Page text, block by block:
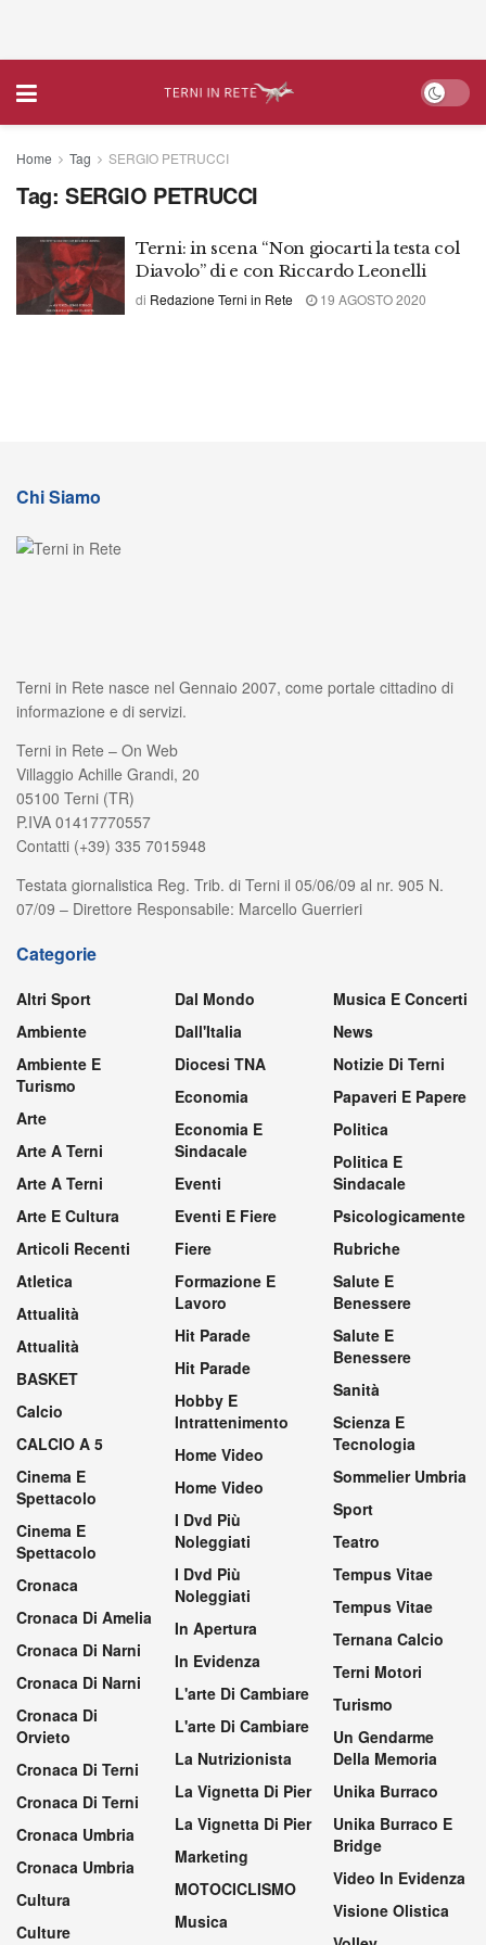
Home Tag SERGIO PETRUCCI
Tag: SERGIO PETRUCCI
Terni: in scena “Non giocarti la testa col
Diavolo” di e con Riccardo Leonelli
di Redazione Terni in Rete 19 AGOSTO 2020
Chi Siamo
Terni in Rete nasce nel Gennaio 2007, come portale cittadino di
informazione e di servizi.
Terni in Rete – On Web
Villaggio Achille Grandi, 20
05100 Terni (TR)
P.IVA 01417770557
Contatti (+39) 335 7015948
Testata giornalistica Reg. Trib. di Terni il 05/06/09 al nr. 905 N.
07/09 – Direttore Responsabile: Marcello Guerrieri
Categorie
Altri Sport
Ambiente
Ambiente E
Turismo
Arte
Arte A Terni
Arte A Terni
Arte E Cultura
Articoli Recenti
Atletica
Attualità
Attualità
BASKET
Calcio
CALCIO A 5
Cinema E
Spettacolo
Cinema E
Spettacolo
Cronaca
Cronaca Di Amelia
Cronaca Di Narni
Cronaca Di Narni
Cronaca Di
Orvieto
Cronaca Di Terni
Cronaca Di Terni
Cronaca Umbria
Cronaca Umbria
Cultura
Culture
Dal Mondo
Dall'Italia
Diocesi TNA
Economia
Economia E
Sindacale
Eventi
Eventi E Fiere
Fiere
Formazione E
Lavoro
Hit Parade
Hit Parade
Hobby E
Intrattenimento
Home Video
Home Video
I Dvd Più
Noleggiati
I Dvd Più
Noleggiati
In Apertura
In Evidenza
L'arte Di Cambiare
L'arte Di Cambiare
La Nutrizionista
La Vignetta Di Pier
La Vignetta Di Pier
Marketing
MOTOCICLISMO
Musica
Musica E Concerti
News
Notizie Di Terni
Papaveri E Papere
Politica
Politica E
Sindacale
Psicologicamente
Rubriche
Salute E
Benessere
Salute E
Benessere
Sanità
Scienza E
Tecnologia
Sommelier Umbria
Sport
Teatro
Tempus Vitae
Tempus Vitae
Ternana Calcio
Terni Motori
Turismo
Un Gendarme
Della Memoria
Unika Burraco
Unika Burraco E
Bridge
Video In Evidenza
Visione Olistica